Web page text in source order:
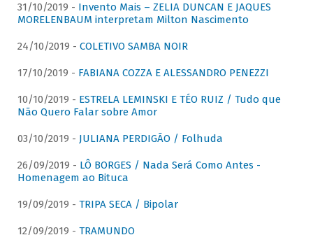
31/10/2019 - Invento Mais – ZELIA DUNCAN E JAQUES
MORELENBAUM interpretam Milton Nascimento
24/10/2019 - COLETIVO SAMBA NOIR
17/10/2019 - FABIANA COZZA E ALESSANDRO PENEZZI
10/10/2019 - ESTRELA LEMINSKI E TÉO RUIZ / Tudo que
Não Quero Falar sobre Amor
03/10/2019 - JULIANA PERDIGÃO / Folhuda
26/09/2019 - LÔ BORGES / Nada Será Como Antes -
Homenagem ao Bituca
19/09/2019 - TRIPA SECA / Bipolar
12/09/2019 - TRAMUNDO